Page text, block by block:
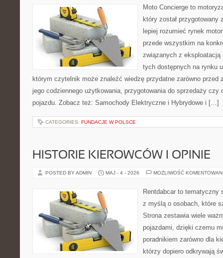
Moto Concierge to
który został
lepiej rozumieć rynek
przede wszystkim na
związanych z eksploatacją
tych dostępnych na rynku
którym czytelnik może znaleźć wiedzę przydatne zarówno przed
jego codziennego użytkowania, przygotowania do sprzedaży czy
pojazdu. Zobacz też: Samochody Elektryczne i Hybrydowe i […]
CATEGORIES: FUNDACJE W POLSCE
HISTORIE KIEROWCÓW I OPINIE
POSTED BY ADMIN MAJ - 4 - 2026 MOŻLIWOŚĆ
Rentdabcar to tematyczny
z myślą o osobach, które
Strona zestawia wiele
pojazdami, dzięki czemu
poradnikiem zarówno dla
którzy dopiero odkrywają